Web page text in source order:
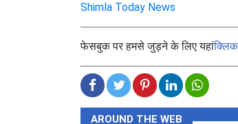
Shimla Today News
फेसबुक पर हमसे जुड़ने के लिए यहांक्लिक
AROUND THE WEB